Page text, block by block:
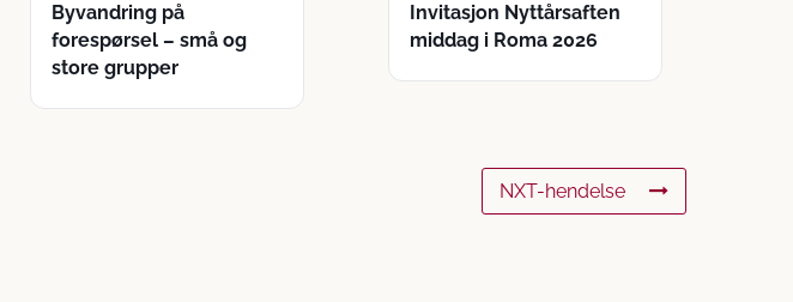
Byvandring på
forespørsel – små og
store grupper
Invitasjon Nyttårsaften
middag i Roma 2026
NXT-hendelse